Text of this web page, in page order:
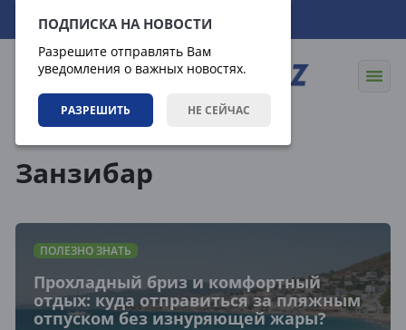
ПОДПИСКА НА НОВОСТИ
Разрешите отправлять Вам
уведомления о важных новостях.
РАЗРЕШИТЬ НЕ СЕЙЧАС
09.08.2026 20:07:25
Занзибар
ПОЛЕЗНО ЗНАТЬ
Прохладный бриз и комфортный
отдых: куда отправиться за пляжным
отпуском без изнуряющей жары?